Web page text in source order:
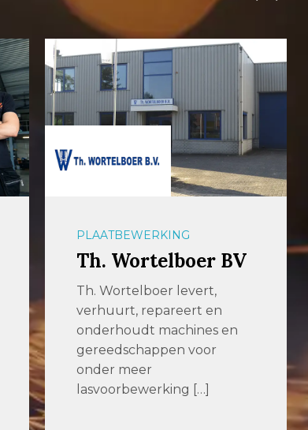
PLAATBEWERKING
Assink & Schipholt
Assink & Schipholt is al ruim
een eeuw een vertrouwd
adres voor hoogwaardige
metaalbewerking […]